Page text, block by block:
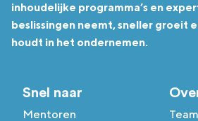
inhoudelijke programma’s en
beslissingen neemt, sneller groeit
houdt in het ondernemen.
Snel naar
Mentoren
Team